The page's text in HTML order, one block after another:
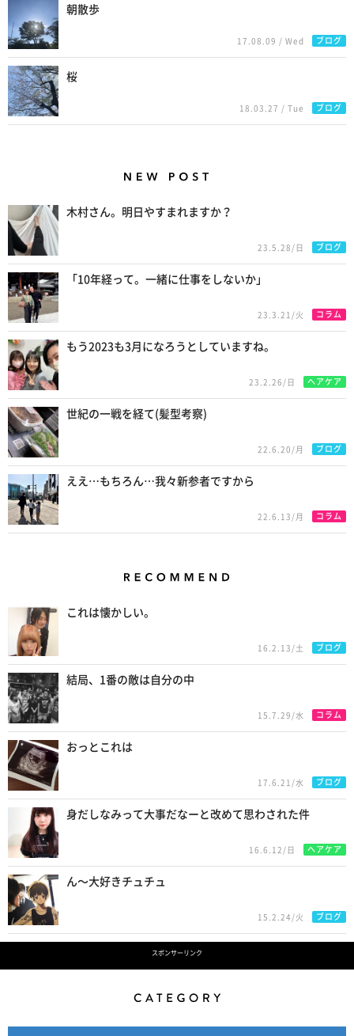
朝散歩
17.08.09 / Wed ブログ
桜
18.03.27 / Tue ブログ
木村さん。明日やすまれますか？
23.5.28/日 ブログ
「10年経って。一緒に仕事をしないか」
23.3.21/火 コラム
もう2023も3月になろうとしていますね。
23.2.26/日 ヘアケア
世紀の一戦を経て(髪型考察)
22.6.20/月 ブログ
ええ…もちろん…我々新参者ですから
22.6.13/月 コラム
これは懐かしい。
16.2.13/土 ブログ
結局、1番の敵は自分の中
15.7.29/水 コラム
おっとこれは
17.6.21/水 ブログ
身だしなみって大事だなーと改めて思わされた件
16.6.12/日 ヘアケア
ん〜大好きチュチュ
15.2.24/火 ブログ
スポンサーリンク